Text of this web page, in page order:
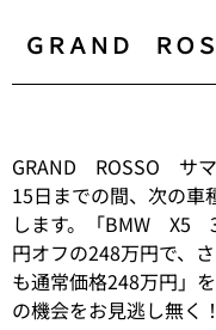
ＧＲＡＮＤ ＲＯ
GRAND ROSSO サマ
15日までの間、次の車
します。「BMW X5
円オフの248万円で、
も通常価格248万円」
の機会をお見逃し無く